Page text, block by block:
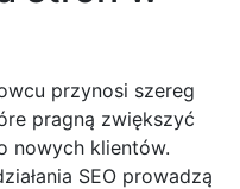
przynosi szereg
pragną zwiększyć
nowych klientów.
SEO prowadzą